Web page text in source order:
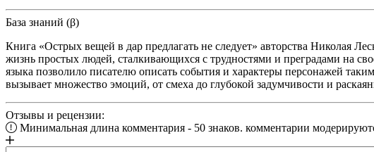
База знаний (β)
Книга «Острых вещей в дар предлагать не следует» авторства Николая
жизнь простых людей, сталкивающихся с трудностями и преградами на
языка позволило писателю описать события и характеры персонажей
вызывает множество эмоций, от смеха до глубокой задумчивости и
Отзывы и рецензии:
Минимальная длина комментария - 50 знаков. комментарии